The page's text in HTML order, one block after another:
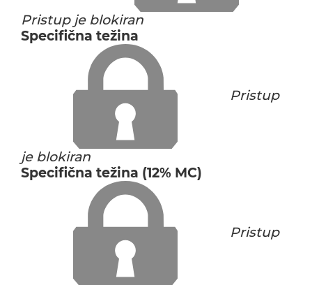
Pristup je blokiran
Specifična težina
Pristup
je blokiran
Specifična težina (12% MC)
Pristup